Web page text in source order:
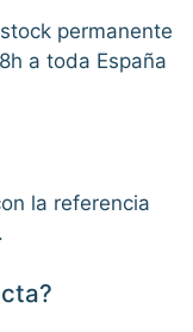
permanente
a toda España
la referencia